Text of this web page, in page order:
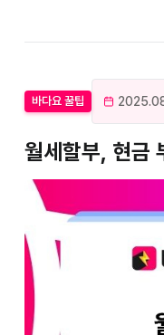
바다요 꿀팁
월세할부, 현금